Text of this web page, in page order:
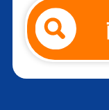
森
森
カ